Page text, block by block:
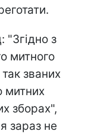
"Згідно з
митного
званих
митних
зборах",
зараз не